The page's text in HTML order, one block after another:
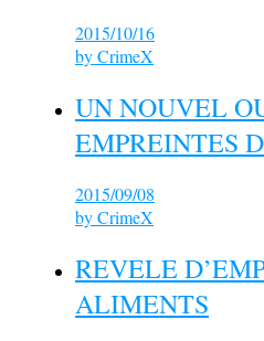
2015/10/16
byCrimeX
UN NOUVEL
EMPREINTES
2015/09/08
byCrimeX
REVELE
ALIMENTS